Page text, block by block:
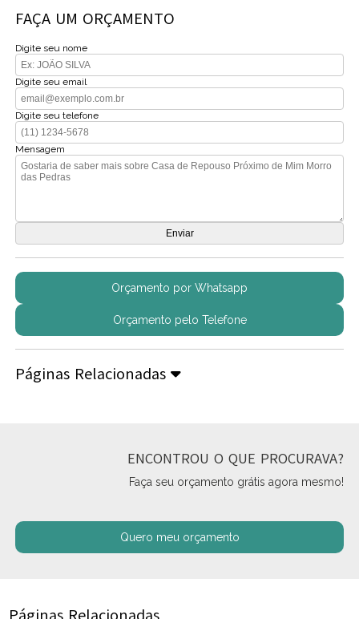
FAÇA UM ORÇAMENTO
Digite seu nome
Digite seu email
Digite seu telefone
Mensagem
Orçamento por Whatsapp
Orçamento pelo Telefone
Páginas Relacionadas
ENCONTROU O QUE PROCURAVA?
Faça seu orçamento grátis agora mesmo!
Quero meu orçamento